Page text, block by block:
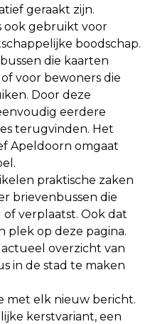
geraakt zijn.
ook gebruikt voor
boodschap.
die kaarten
voor bewoners die
Door deze
eerdere
terugvinden. Het
Apeldoorn omgaat
praktische zaken
brievenbussen die
verplaatst. Ook dat
plek op deze pagina.
overzicht van
in de stad te maken
met elk nieuw bericht.
kerstvariant, een